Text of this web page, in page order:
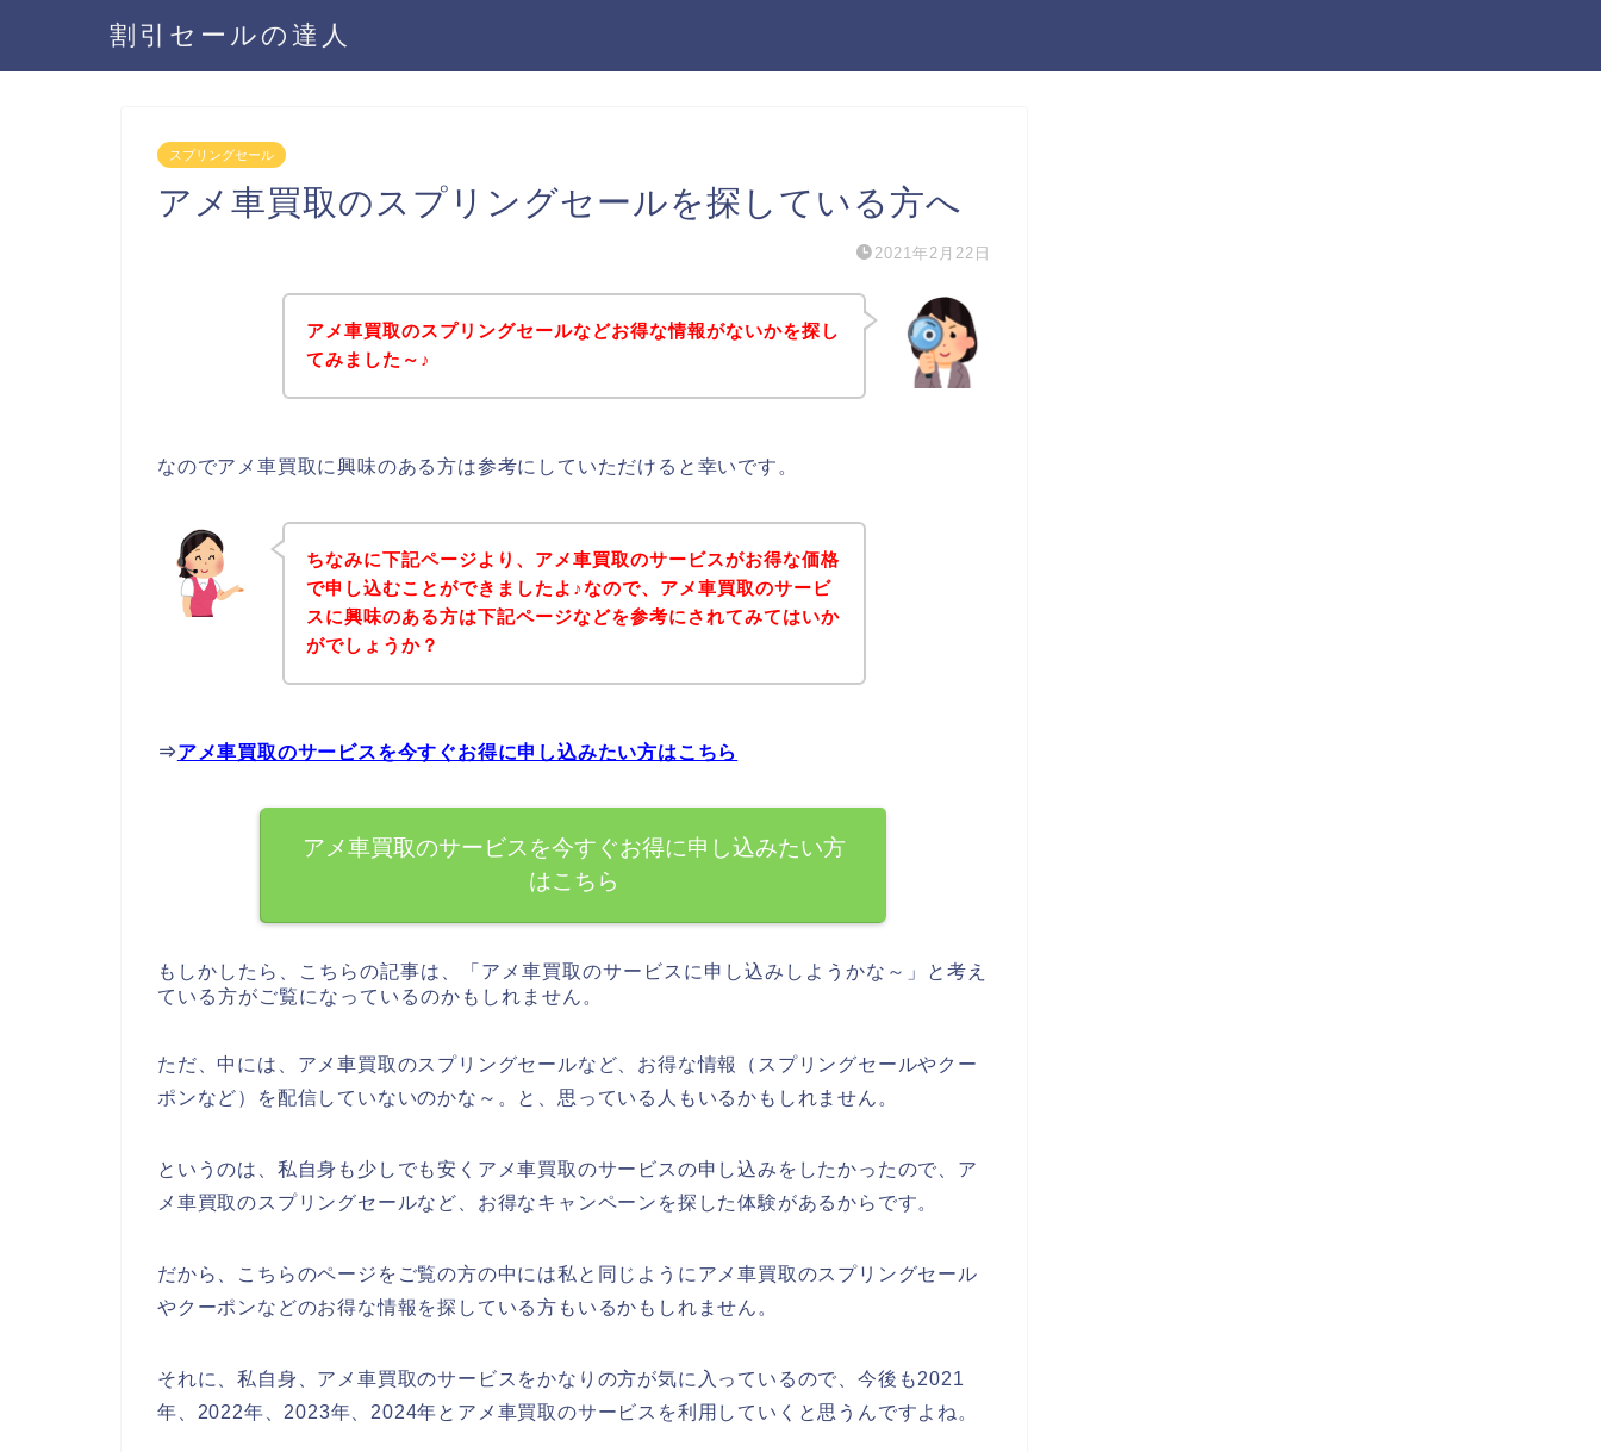
割引セールの達人
スプリングセール
アメ車買取のスプリングセールを探している方へ
2021年2月22日
アメ車買取のスプリングセールなどお得な情報がないかを探し
てみました～♪
なのでアメ車買取に興味のある方は参考にしていただけると幸いです。
ちなみに下記ページより、アメ車買取のサービスがお得な価格
で申し込むことができましたよ♪なので、アメ車買取のサービ
スに興味のある方は下記ページなどを参考にされてみてはいか
がでしょうか？
⇒アメ車買取のサービスを今すぐお得に申し込みたい方はこちら
アメ車買取のサービスを今すぐお得に申し込みたい方
はこちら
もしかしたら、こちらの記事は、「アメ車買取のサービスに申し込みしようかな～」と考え
ている方がご覧になっているのかもしれません。
ただ、中には、アメ車買取のスプリングセールなど、お得な情報（スプリングセールやクー
ポンなど）を配信していないのかな～。と、思っている人もいるかもしれません。
というのは、私自身も少しでも安くアメ車買取のサービスの申し込みをしたかったので、ア
メ車買取のスプリングセールなど、お得なキャンペーンを探した体験があるからです。
だから、こちらのページをご覧の方の中には私と同じようにアメ車買取のスプリングセール
やクーポンなどのお得な情報を探している方もいるかもしれません。
それに、私自身、アメ車買取のサービスをかなりの方が気に入っているので、今後も2021
年、2022年、2023年、2024年とアメ車買取のサービスを利用していくと思うんですよね。